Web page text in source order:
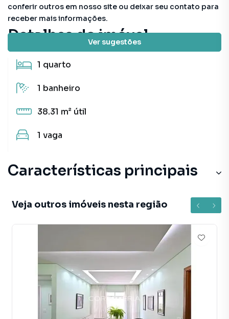
conferir outros em nosso site ou deixar seu contato para
receber mais informações.
Ver sugestões
Detalhes do imóvel
1 quarto
1 banheiro
38.31 m² útil
1 vaga
Características principais
Veja outros imóveis nesta região